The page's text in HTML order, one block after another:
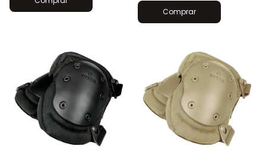
Comprar